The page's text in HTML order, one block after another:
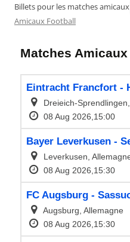
Billets pour les matches amicaux
Amicaux Football